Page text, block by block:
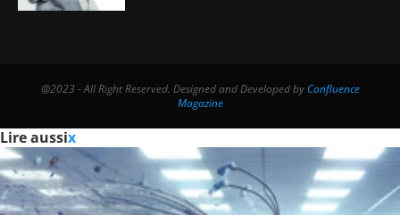
@2023 - All Right Reserved. Designed and Developed by Confluence
Magazine
Lire aussix